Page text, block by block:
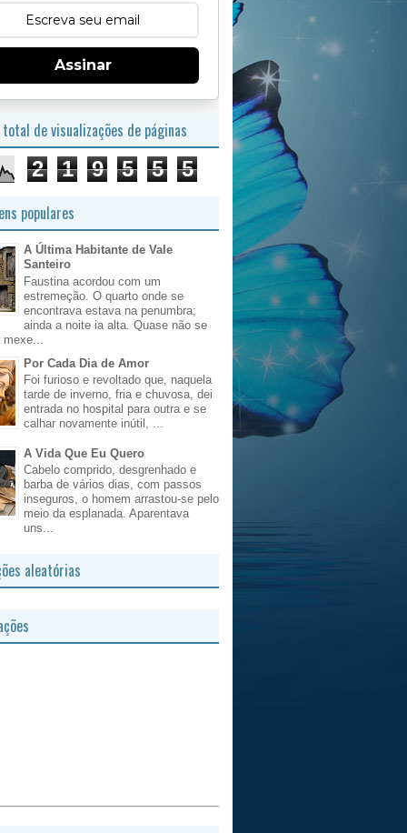
Assinar
de visualizações de páginas
2 1 9 5 5 5
populares
A Última Habitante de Vale
Santeiro
Faustina acordou com um
estremeção. O quarto onde se
encontrava estava na penumbra;
ainda a noite ia alta. Quase não se
Por Cada Dia de Amor
Foi furioso e revoltado que, naquela
tarde de inverno, fria e chuvosa, dei
entrada no hospital para outra e se
calhar novamente inútil, ...
A Vida Que Eu Quero
Cabelo comprido, desgrenhado e
barba de vários dias, com passos
inseguros, o homem arrastou-se pelo
meio da esplanada. Aparentava
uns...
aleatórias